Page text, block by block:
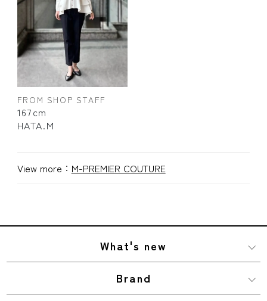
FROM SHOP STAFF
167cm
HATA.M
View more： M-PREMIER COUTURE
What's new
Brand